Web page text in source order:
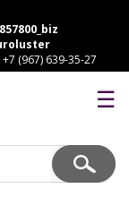
(967) 639-35-27
☰